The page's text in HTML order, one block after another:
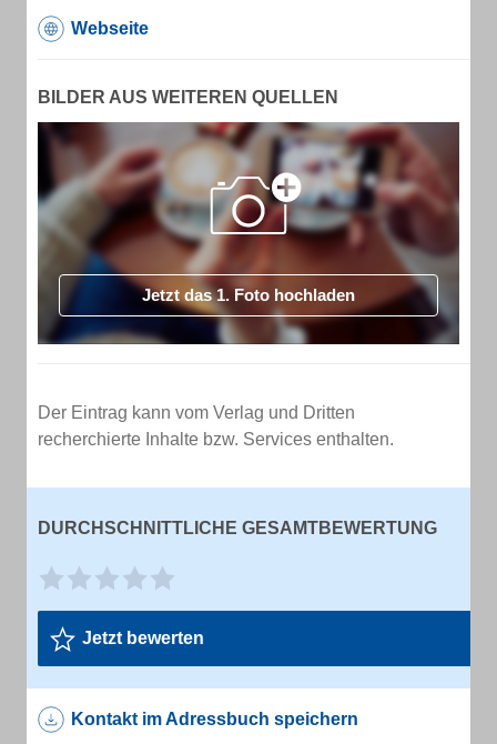
Webseite
BILDER AUS WEITEREN QUELLEN
Jetzt das 1. Foto hochladen
Der Eintrag kann vom Verlag und Dritten
recherchierte Inhalte bzw. Services enthalten.
DURCHSCHNITTLICHE GESAMTBEWERTUNG
Jetzt bewerten
Kontakt im Adressbuch speichern